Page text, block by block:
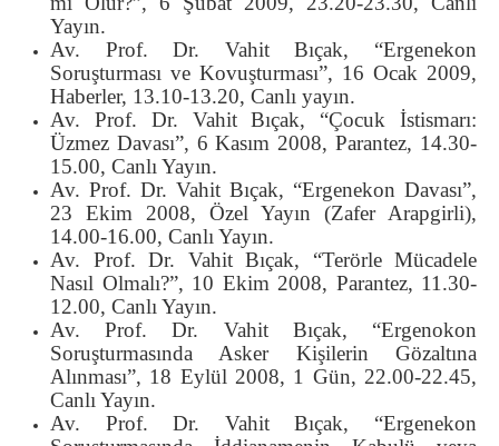
Yayın.
Av. Prof. Dr. Vahit Bıçak, “Ergenekon
Soruşturması ve Kovuşturması”, 16 Ocak 2009,
Haberler, 13.10-13.20, Canlı yayın.
Av. Prof. Dr. Vahit Bıçak, “Çocuk İstismarı:
Üzmez Davası”, 6 Kasım 2008, Parantez, 14.30-
15.00, Canlı Yayın.
Av. Prof. Dr. Vahit Bıçak, “Ergenekon Davası”,
23 Ekim 2008, Özel Yayın (Zafer Arapgirli),
14.00-16.00, Canlı Yayın.
Av. Prof. Dr. Vahit Bıçak, “Terörle Mücadele
Nasıl Olmalı?”, 10 Ekim 2008, Parantez, 11.30-
12.00, Canlı Yayın.
Av. Prof. Dr. Vahit Bıçak, “Ergenokon
Soruşturmasında Asker Kişilerin Gözaltına
Alınması”, 18 Eylül 2008, 1 Gün, 22.00-22.45,
Canlı Yayın.
Av. Prof. Dr. Vahit Bıçak, “Ergenekon